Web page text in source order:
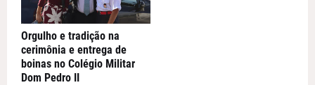
Orgulho e tradição na
cerimônia e entrega de
boinas no Colégio Militar
Dom Pedro II